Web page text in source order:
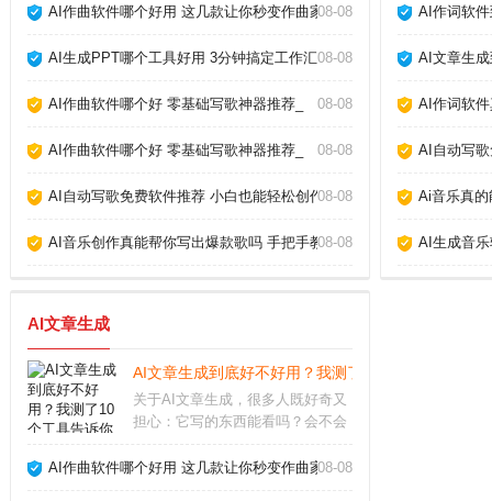
个遍。说实话，从最初的简单旋律
的完整作品，进步速度让人惊叹。
AI作曲软件哪个好用 这几款让你秒变作曲家_08-08
AI生成PPT哪个工具好用 3分钟搞定工作汇报_
08-08
AI作曲软件哪个好 零基础写歌神器推荐_ 08-08
AI作曲软件哪个好 零基础写歌神器推荐_ 08-08
AI自动写歌免费软件推荐 小白也能轻松创作_08-08
AI音乐创作真能帮你写出爆款歌吗 手把手教你玩转AI作歌_
08-08
AI作词软
AI文章生
AI作词软
AI自动写
Ai音乐真
AI生成音
AI文章生成
AI文章生成到底好不好用？我测了10个工具告诉你真
关于AI文章生成，很多人既好奇又
担心：它写的东西能看吗？会不会
使用，我实测了市面上主流工具，
AI作曲软件哪个好用 这几款让你秒变作曲家_08-08